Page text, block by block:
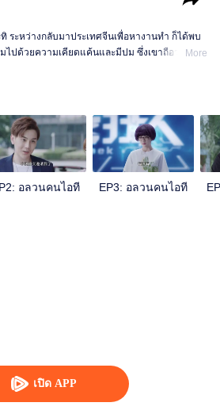
เปิด APP
ระหว่างกลับมาประเทศจีนเพื่อหางานทำ ก็ได้พบ
วามเคียดแค้นและมีปม ซึ่งเขาถือว่าเป็น
าวชีวิตในสายงานนี้ของพวกเขาจะดำเนินไปใน
...
More
อลวนคนไอที EP3: อลวนคนไอที